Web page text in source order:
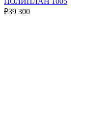
₽39 300